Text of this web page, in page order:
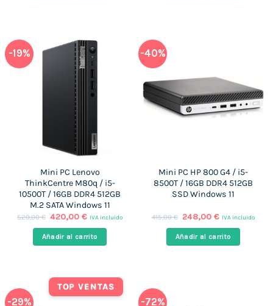
-19%
Mini PC Lenovo
ThinkCentre M80q / i5-
10500T / 16GB DDR4 512GB
M.2 SATA Windows 11
520,00€ El
original
era:
420,00€El
actual
es:
IVA incluido
Añadir al carrito
-40%
Mini PC HP 800 G4 / i5-
8500T / 16GB DDR4 512GB
SSD Windows 11
415,00€ El
original
era:
248,00€El
actual
es:
IVA incluido
Añadir al carrito
-29%
TOP VENTAS
-72%